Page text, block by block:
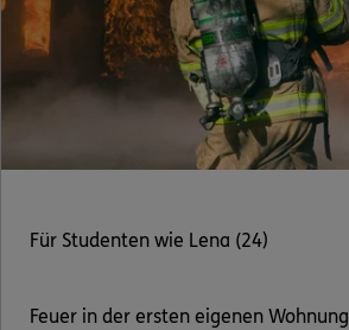
Für Studenten wie Lena (24)
Feuer in der ersten eigenen Wohnung